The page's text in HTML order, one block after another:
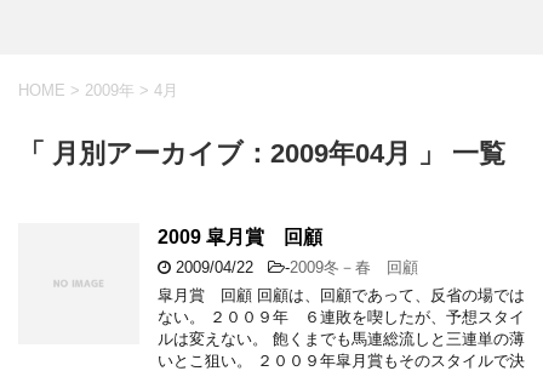
HOME > 2009年 > 4月
「 月別アーカイブ：2009年04月 」 一覧
2009 皐月賞 回顧
2009/04/22 -2009冬－春 回顧
皐月賞 回顧 回顧は、回顧であって、反省の場では
ない。 ２００９年 ６連敗を喫したが、予想スタイ
ルは変えない。 飽くまでも馬連総流しと三連単の薄
いとこ狙い。 ２００９年皐月賞もそのスタイルで決